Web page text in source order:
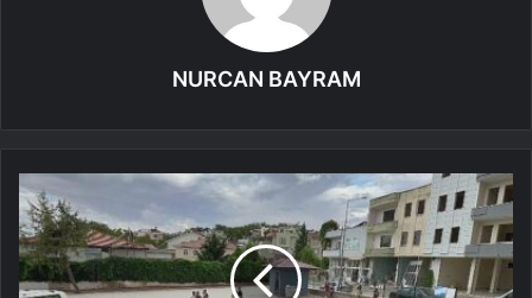
NURCAN BAYRAM